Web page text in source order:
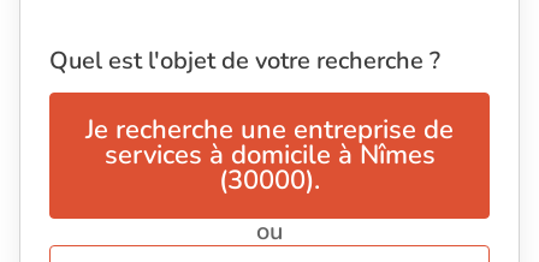
Quel est l'objet de votre recherche ?
Je recherche une entreprise de
services à domicile à Nîmes
(30000).
ou